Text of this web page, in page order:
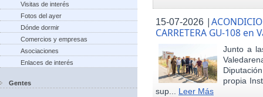
Visitas de interés
Fotos del ayer
Dónde dormir
Comercios y empresas
Asociaciones
Enlaces de interés
Gentes
15-07-2026 |
CARRETERA GU-108 en
Junto a
propia
sup... Leer Más